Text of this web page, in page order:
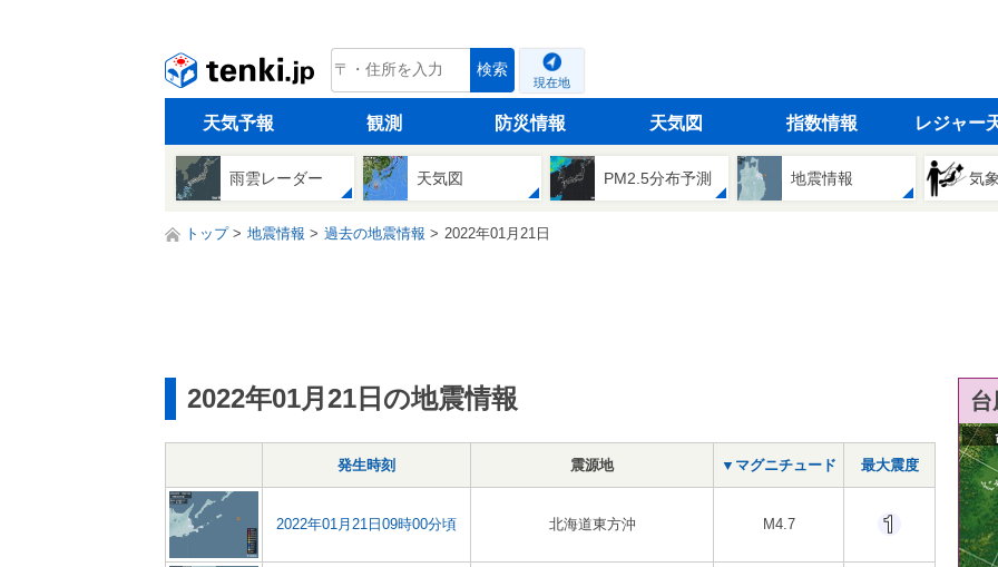
tenki.jp 検索
現在地
天気予報 観測 防災情報 天気図 指数情報 レジャー
雨雲レーダー 天気図 PM2.5分布予測 地震情報 気
トップ 地震情報 過去の地震情報 2022年01月21日
2022年01月21日の地震情報
発生時刻 震源地 ▼マグニチュード 最大震度
2022年01月21日09時00分頃 北海道東方沖 M4.7